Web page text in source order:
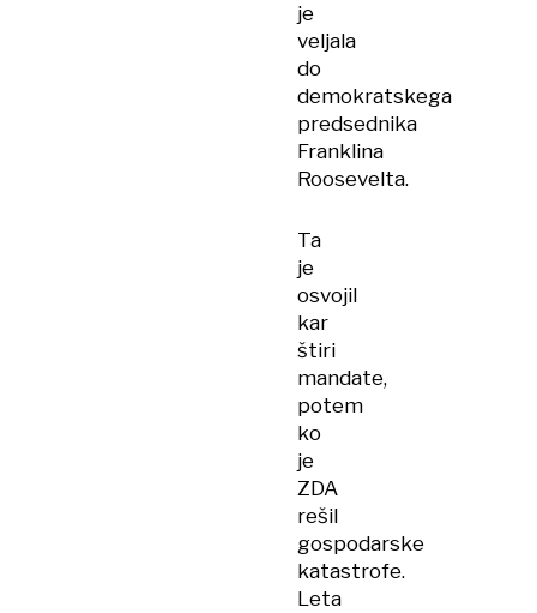
je
veljala
do
demokratskega
predsednika
Franklina
Roosevelta.
Ta
je
osvojil
kar
štiri
mandate,
potem
ko
je
ZDA
rešil
gospodarske
katastrofe.
Leta